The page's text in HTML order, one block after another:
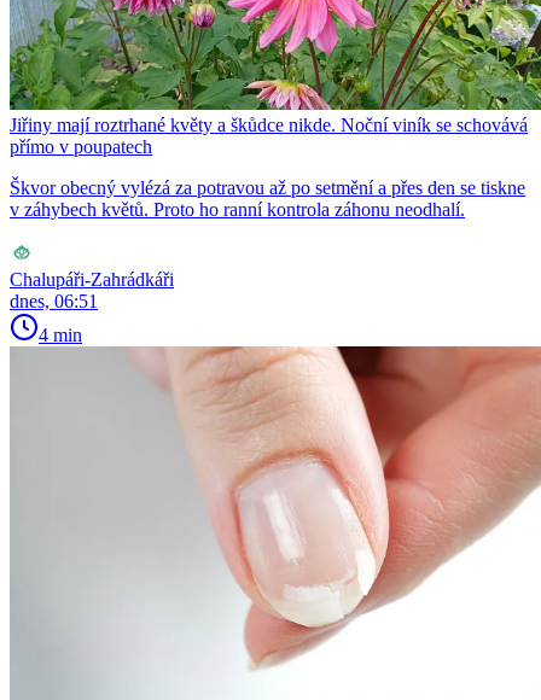
Jiřiny mají roztrhané květy a škůdce nikde. Noční viník se schovává
přímo v poupatech
Škvor obecný vylézá za potravou až po setmění a přes den se tiskne
v záhybech květů. Proto ho ranní kontrola záhonu neodhalí.
Chalupáři-Zahrádkáři
dnes, 06:51
4 min